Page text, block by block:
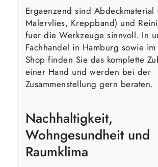
Ergaenzend sind Abdeckmaterial
Malervlies, Kreppband) und
fuer die Werkzeuge sinnvoll. In
Fachhandel in Hamburg sowie
Shop finden Sie das komplette
einer Hand und werden bei der
Zusammenstellung gern beraten.
Nachhaltigkeit,
Wohngesundheit und
Raumklima